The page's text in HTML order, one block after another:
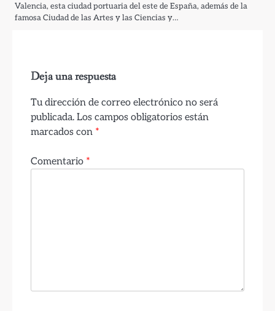
Valencia, esta ciudad portuaria del este de España, además de la
famosa Ciudad de las Artes y las Ciencias y…
Deja una respuesta
Tu dirección de correo electrónico no será
publicada. Los campos obligatorios están
marcados con *
Comentario *